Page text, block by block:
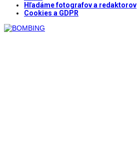
Hľadáme fotografov a redaktorov
Cookies a GDPR